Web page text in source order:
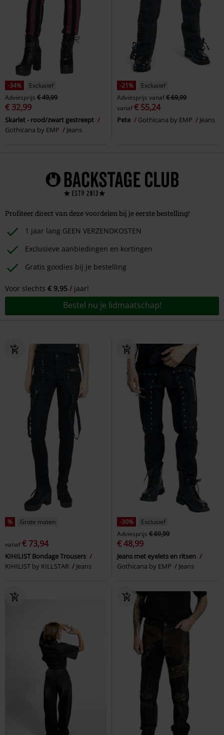
-34%
Exclusief
Adviesprijs € 49,99
€ 32,99
Skarlet - rood/zwart gestreept
Gothicana by EMP
Jeans
-21%
Exclusief
Adviesprijs vanaf€ 69,99
vanaf€ 55,24
Pete Gothicana by EMP Jeans
Profiteer direct van deze voordelen bij je eerste bestelling!
1 jaar lang GEEN VERZENDKOSTEN
Exclusieve aanbiedingen en kortingen
Gratis goodies bij je bestelling
Voor slechts € 9,95 jaar!
Bestel nu je lidmaatschap!
% Grote maten
vanaf€ 73,94
KIHILIST Bondage Trousers
KIHILIST by KILLSTAR
Jeans
-30%
Exclusief
Adviesprijs € 69,99
€ 48,99
Jeans met eyelets en ritsen
Gothicana by EMP
Jeans